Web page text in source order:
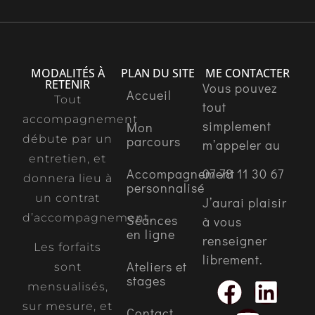
MODALITÉS À
RETENIR
Tout
accompagnement
débute par un
entretien, et
donnera lieu à
un contrat
d’accompagnement.
Les forfaits
sont
mensualisés,
sur mesure, et
PLAN DU SITE
Accueil
Mon
parcours
Accompagnement
personnalisé
Séances
en ligne
Ateliers et
stages
ME CONTACTER
Vous pouvez
tout
simplement
m’appeler au
07 78 11 30 67
J’aurai plaisir
à vous
renseigner
librement.